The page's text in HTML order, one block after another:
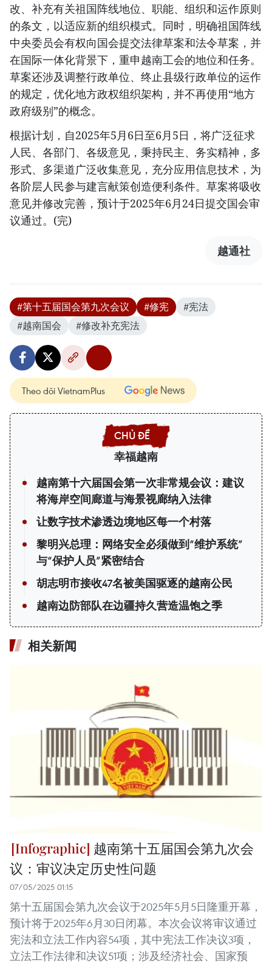
改、补充有关祖国阵线地位、职能、组织和运作原则
的条文，以适应新的组织模式。同时，明确祖国阵线
中央委员会有权向国会提交法律草案和法令草案，并
在国际一体化背景下，重申越南工会的地位和任务。
草案还涉及调整行政单位、终止县级行政单位的运作
的规定，优化地方政权组织架构，并不再使用“地方
政府级别”的概念。
根据计划，自2025年5月6日至6月5日，将广泛征求
人民、各部门、各级意见，秉持民主、务实精神，多
形式、多渠道广泛收集意见，充分应用信息技术，为
各阶层人民参与建言献策创造便利条件。草案将吸收
意见并修改完善，预计于2025年6月24日提交国会审
议通过。(完)
越通社
#第十五届国会第九次会议 #修宪
#宪法
#越南国会
#修改补充宪法
Theo dõi VietnamPlus
幸福越南
越南第十六届国会第一次非常规会议：建议
将海岸空间廊道与海景视廊纳入法律
让数字技术渗透边境地区每一个村落
黎明兴总理：网络安全必须做到“维护系统”
与“保护人员”紧密结合
胡志明市接收47名被美国驱逐的越南公民
越南边防部队在边疆持久营造温饱之季
相关新闻
越南第十五届国会第九次会
议：审议决定历史性问题
07/05/2025 01:15
第十五届国会第九次会议于2025年5月5日隆重开幕，
预计将于2025年6月30日闭幕。本次会议将审议通过
宪法和立法工作内容54项，其中宪法工作决议3项，
立法工作法律和决议51项；涉及经济社会、国家预